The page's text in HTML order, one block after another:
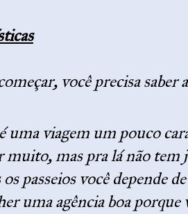
você precisa saber
uma viagem um pouco
muito, mas pra lá não tem
passeios você depende
uma agência boa porque